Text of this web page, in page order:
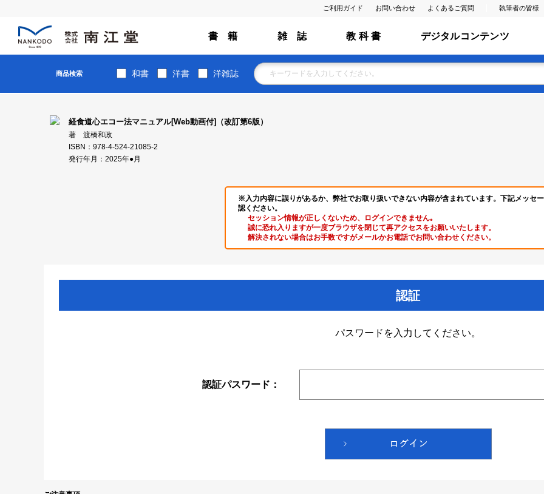
ご利用ガイド お問い合わせ よくあるご質問 執筆者の皆様
書 籍 雑 誌 教 科 書 デジタルコンテンツ
商品検索 和書 洋書 洋雑誌
経食道心エコー法マニュアル[Web動画付]（改訂第6版）
著 渡橋和政
ISBN：978-4-524-21085-2
発行年月：2025年●月
※入力内容に誤りがあるか、弊社でお取り扱いできない内容が含まれています。下記メッセ
認ください。
セッション情報が正しくないため、ログインできません｡
誠に恐れ入りますが一度ブラウザを閉じて再アクセスをお願いいたします。
解決されない場合はお手数ですがメールかお電話でお問い合わせください。
認証
パスワードを入力してください。
認証パスワード：